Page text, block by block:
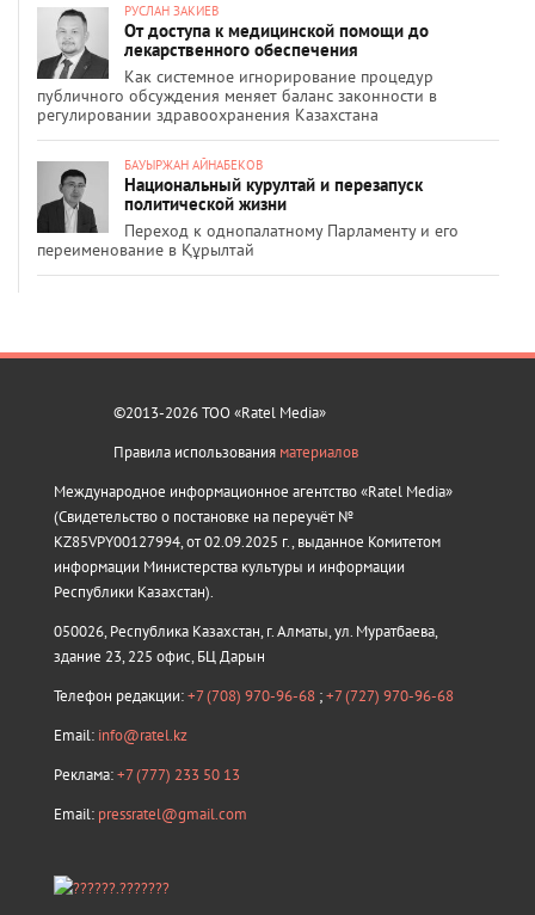
РУСЛАН ЗАКИЕВ
От доступа к медицинской помощи до
лекарственного обеспечения
Как системное игнорирование процедур
публичного обсуждения меняет баланс законности в
регулировании здравоохранения Казахстана
БАУЫРЖАН АЙНАБЕКОВ
Национальный курултай и перезапуск
политической жизни
Переход к однопалатному Парламенту и его
переименование в Құрылтай
©2013-2026 ТОО «Ratel Media»
Правила использования материалов
Международное информационное агентство «Ratel Media»
(Свидетельство о постановке на переучёт №
KZ85VPY00127994, от 02.09.2025 г., выданное Комитетом
информации Министерства культуры и информации
Республики Казахстан).
050026, Республика Казахстан, г. Алматы, ул. Муратбаева,
здание 23, 225 офис, БЦ Дарын
Телефон редакции:+7 (708) 970-96-68 ;+7 (727) 970-96-68
Email: info@ratel.kz
Реклама:+7 (777) 233 50 13
Email: pressratel@gmail.com